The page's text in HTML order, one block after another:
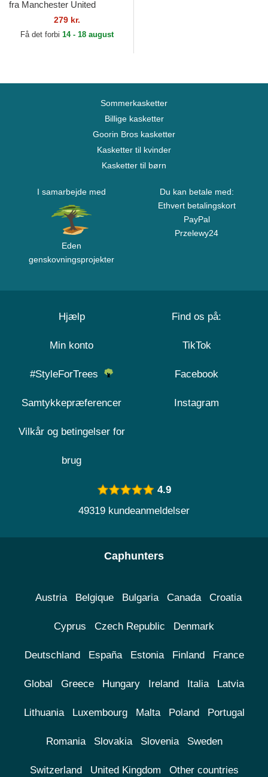
fra Manchester United
Football Club Premier League
af New Era
279 kr.
Få det forbi 14 - 18 august
Sommerkasketter
Billige kasketter
Goorin Bros kasketter
Kasketter til kvinder
Kasketter til børn
I samarbejde med
Eden
genskovningsprojekter
Du kan betale med:
Ethvert betalingskort
PayPal
Przelewy24
Hjælp
Min konto
#StyleForTrees
Samtykkepræferencer
Vilkår og betingelser for
brug
Find os på:
TikTok
Facebook
Instagram
4.9
49319 kundeanmeldelser
Caphunters
Austria Belgique Bulgaria Canada Croatia
Cyprus Czech Republic Denmark
Deutschland España Estonia Finland France
Global Greece Hungary Ireland Italia Latvia
Lithuania Luxembourg Malta Poland Portugal
Romania Slovakia Slovenia Sweden
Switzerland United Kingdom Other countries